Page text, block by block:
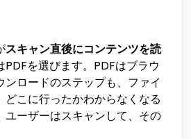
スキャン直後にコンテンツを読
PDFを選びます。PDFはブラウ
ロードのステップも、ファイ
どこに行ったかわからなくなる
ユーザーはスキャンして、その